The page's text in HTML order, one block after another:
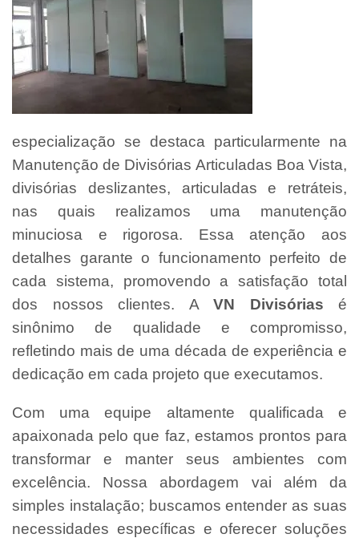
especialização se destaca particularmente na
Manutenção de Divisórias Articuladas Boa Vista,
divisórias deslizantes, articuladas e retráteis,
nas quais realizamos uma manutenção
minuciosa e rigorosa. Essa atenção aos
detalhes garante o funcionamento perfeito de
cada sistema, promovendo a satisfação total
dos nossos clientes. A VN Divisórias é
sinônimo de qualidade e compromisso,
refletindo mais de uma década de experiência e
dedicação em cada projeto que executamos.
Com uma equipe altamente qualificada e
apaixonada pelo que faz, estamos prontos para
transformar e manter seus ambientes com
excelência. Nossa abordagem vai além da
simples instalação; buscamos entender as suas
necessidades específicas e oferecer soluções